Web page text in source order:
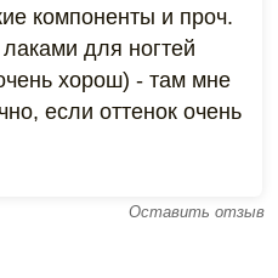
компоненты и проч.
для ногтей
хорош) - там мне
если оттенок очень
Оставить отзыв